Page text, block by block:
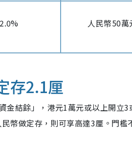
2.0% 人民幣50萬
存2.1厘
金結餘」，港元1萬元或以上開立3
幣做定存，則可享高達3厘。門檻